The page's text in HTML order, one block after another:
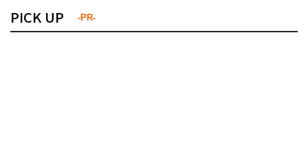
PICK UP -PR-